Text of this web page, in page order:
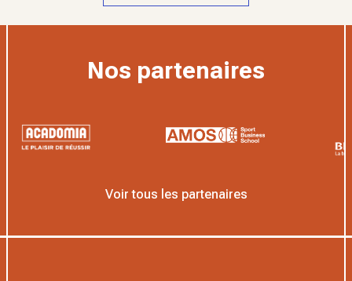
Nos partenaires
Voir tous les partenaires